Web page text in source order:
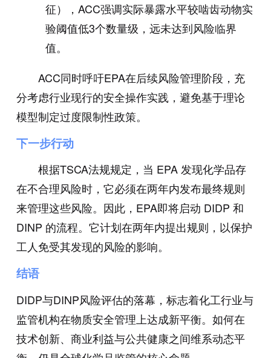
征），ACC强调实际暴露水平较啮齿动物实
验阈值低3个数量级，远未达到风险临界
值。
ACC同时呼吁EPA在后续风险管理阶段，充
分考虑行业现行的安全操作实践，避免基于理论
模型制定过度限制性政策。
下一步行动
根据TSCA法规规定，当 EPA 发现化学品存
在不合理风险时，它必须在两年内发布最终规则
来管理这些风险。因此，EPA即将启动 DIDP 和
DINP 的流程。它计划在两年内提出规则，以保护
工人免受其发现的风险的影响。
结语
DIDP与DINP风险评估的落幕，标志着化工行业与
监管机构在物质安全管理上达成新平衡。如何在
技术创新、商业利益与公共健康之间维系动态平